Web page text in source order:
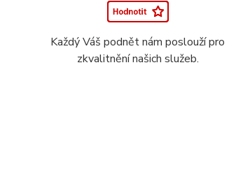
Každý Váš podnět nám poslouží pro
zkvalitnění našich služeb.